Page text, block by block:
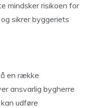
mindsker risikoen for
sikrer byggeriets
en række
ansvarlig bygherre
udføre